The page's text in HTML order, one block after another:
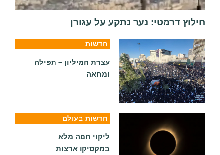
דרמטי: נער נתקע על עגורן
עצרת המיליון – תפילה
ומחאה
חדשות בעולם
ליקוי חמה מלא
במקסיקו ארצות